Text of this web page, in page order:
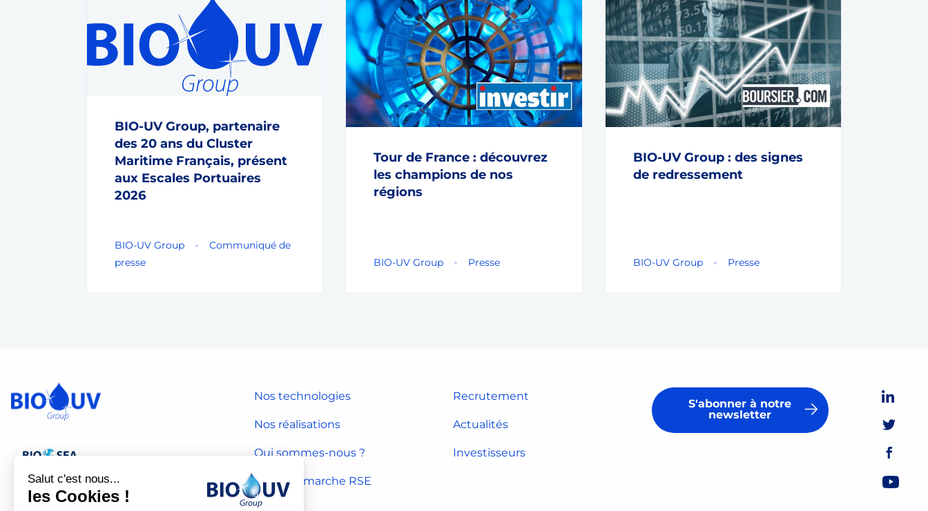
BIO-UV Group, partenaire
des 20 ans du Cluster
Maritime Français, présent
aux Escales Portuaires
2026
BIO-UV Group
Communiqué de
presse
Tour de France : découvrez
les champions de nos
régions
BIO-UV Group Presse
BIO-UV Group : des signes
de redressement
BIO-UV Group Presse
Nos technologies
Nos réalisations
Qui sommes-nous ?
Notre démarche RSE
Recrutement
Actualités
Investisseurs
S'abonner à notre
newsletter
Salut c'est nous...
les Cookies !